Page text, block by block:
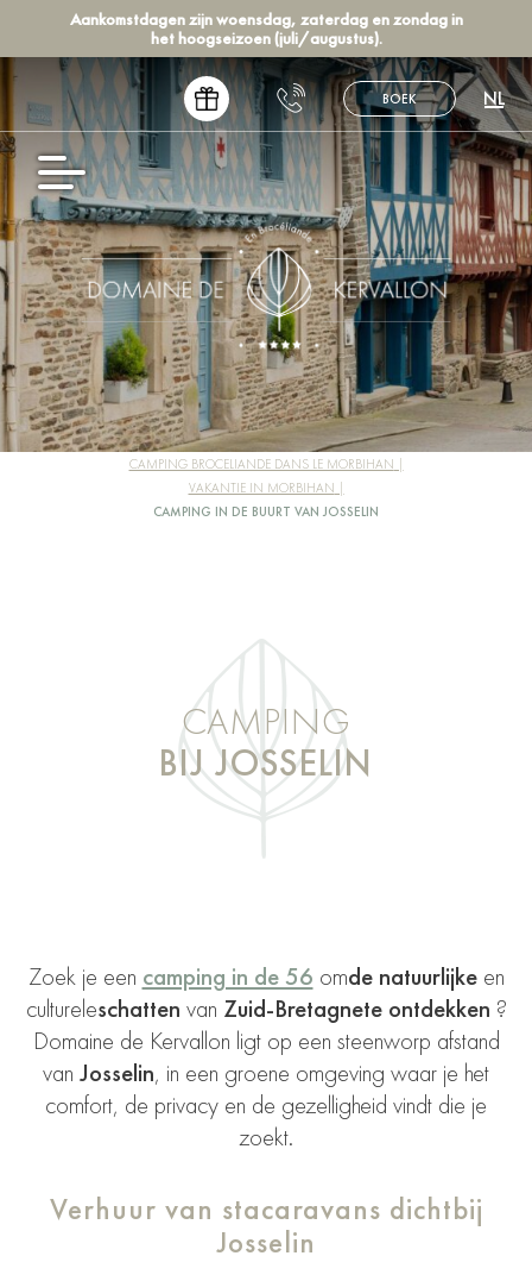
Aankomstdagen zijn woensdag, zaterdag en zondag in
het hoogseizoen (juli/augustus).
BOEK
FR
EN
NL
DE
ES
CAMPING BROCELIANDE DANS LE MORBIHAN
VAKANTIE IN MORBIHAN
CAMPING IN DE BUURT VAN JOSSELIN
CAMPING
BIJ JOSSELIN
Zoek je een camping in de 56 omde natuurlijke en
cultureleschatten van Zuid-Bretagnete ontdekken ?
Domaine de Kervallon ligt op een steenworp afstand
van Josselin, in een groene omgeving waar je het
comfort, de privacy en de gezelligheid vindt die je
zoekt.
Verhuur van stacaravans dichtbij
Josselin